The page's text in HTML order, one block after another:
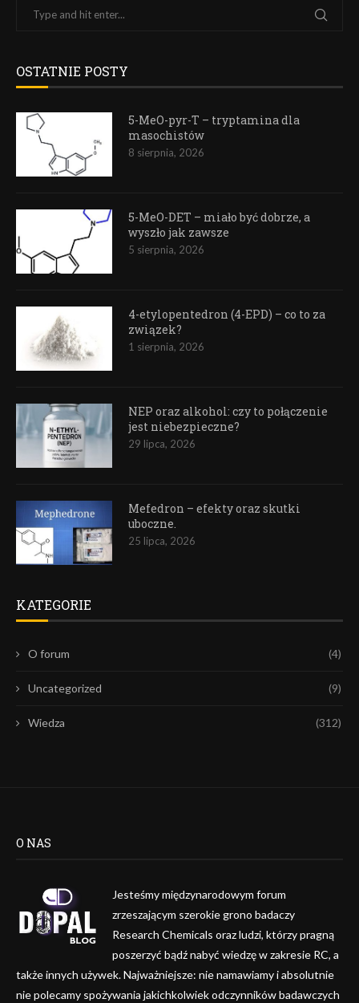
OSTATNIE POSTY
5-MeO-pyr-T – tryptamina dla
masochistów
8 sierpnia, 2026
5-MeO-DET – miało być dobrze, a
wyszło jak zawsze
5 sierpnia, 2026
4-etylopentedron (4-EPD) – co to za
związek?
1 sierpnia, 2026
NEP oraz alkohol: czy to połączenie
jest niebezpieczne?
29 lipca, 2026
Mefedron – efekty oraz skutki
uboczne.
25 lipca, 2026
KATEGORIE
O forum (4)
Uncategorized (9)
Wiedza (312)
O NAS
Jesteśmy międzynarodowym forum
zrzeszającym szerokie grono badaczy
Research Chemicals oraz ludzi, którzy pragną
poszerzyć bądź nabyć wiedzę w zakresie RC, a
także innych używek. Najważniejsze: nie namawiamy i absolutnie
nie polecamy spożywania jakichkolwiek odczynników badawczych